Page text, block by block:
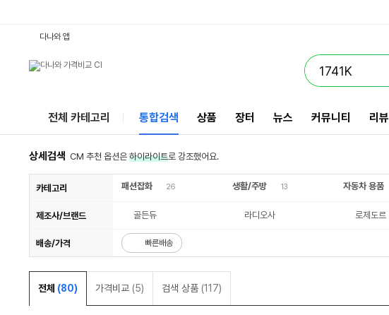
다나와 앱
전체 카테고리 통합검색 상품 장터 뉴스 커뮤니티 리뷰
상세검색 CM 추천 옵션은 하이라이트로 강조했어요.
카테고리 패션잡화 26 생활/주방 13 자동차 용품
제조사/브랜드 골든듀 라디오사 로제도르
배송/가격 빠른배송
전체 (80) 가격비교 (5) 검색 상품 (117)